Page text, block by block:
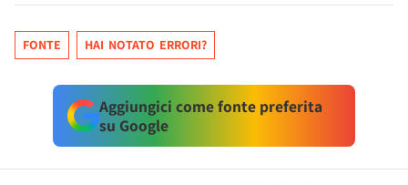
FONTE HAI NOTATO ERRORI?
Aggiungici come fonte preferita
su Google